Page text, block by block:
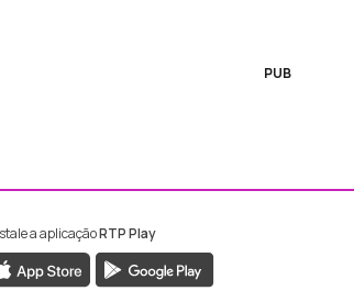
PUB
Madeira
RTP Madeira
a aplicaçãoRTP Play